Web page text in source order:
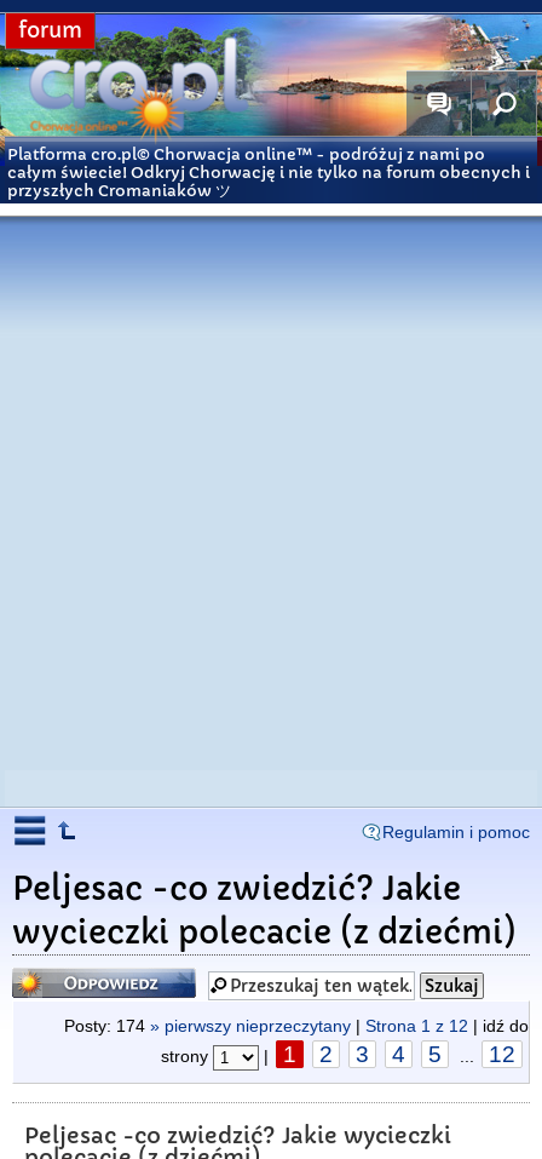
forum
Platforma cro.pl© Chorwacja online™ - podróżuj z nami po
całym świecie! Odkryj Chorwację i nie tylko na forum obecnych i
przyszłych Cromaniaków ツ
Regulamin i pomoc
Peljesac -co zwiedzić? Jakie
wycieczki polecacie (z dziećmi)
Odpowiedz
Posty: 174 » pierwszy nieprzeczytany | Strona 1 z 12 | idź do
strony
| 1 2 3 4 5 12
Peljesac -co zwiedzić? Jakie wycieczki